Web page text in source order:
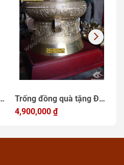
Trống đồng quà tặng ĐK
25cm, Trống Đồng Việt
kiện
4,900,000 ₫